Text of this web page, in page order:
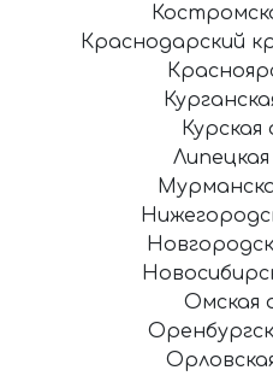
Краснодарский
Курская
Омская